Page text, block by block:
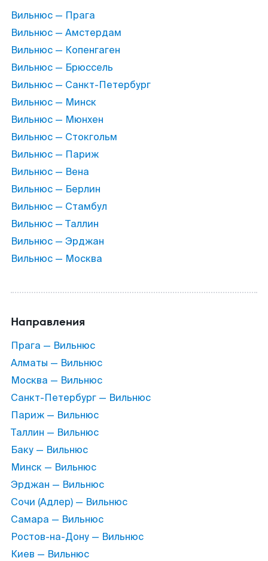
Вильнюс — Прага
Вильнюс — Амстердам
Вильнюс — Копенгаген
Вильнюс — Брюссель
Вильнюс — Санкт-Петербург
Вильнюс — Минск
Вильнюс — Мюнхен
Вильнюс — Стокгольм
Вильнюс — Париж
Вильнюс — Вена
Вильнюс — Берлин
Вильнюс — Стамбул
Вильнюс — Таллин
Вильнюс — Эрджан
Вильнюс — Москва
Направления
Прага — Вильнюс
Алматы — Вильнюс
Москва — Вильнюс
Санкт-Петербург — Вильнюс
Париж — Вильнюс
Таллин — Вильнюс
Баку — Вильнюс
Минск — Вильнюс
Эрджан — Вильнюс
Сочи (Адлер) — Вильнюс
Самара — Вильнюс
Ростов-на-Дону — Вильнюс
Киев — Вильнюс